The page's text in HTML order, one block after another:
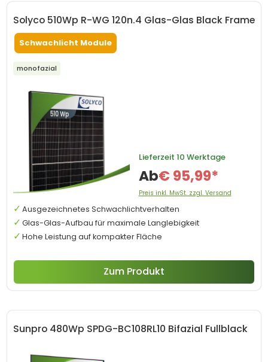
Schwachlicht Module
Solyco 510Wp R-WG 120n.4 Glas-Glas Black Frame
monofazial
Lieferzeit 10 Werktage
Ab€ 95,99*
Preis inkl. MwSt. zzgl. Versand
Ausgezeichnetes Schwachlichtverhalten
Glas-Glas-Aufbau für maximale Langlebigkeit
Hohe Leistung auf kompakter Fläche
Zum Produkt
Sunpro 480Wp SPDG-BC108RL10 Bifazial Fullblack